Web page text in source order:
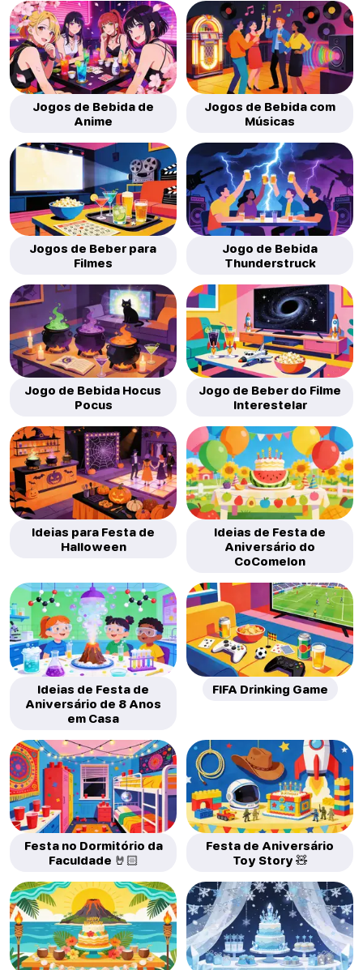
Jogos de Bebida de
Anime
Jogos de Bebida com
Músicas
Jogos de Beber para
Filmes
Jogo de Bebida
Thunderstruck
Jogo de Bebida Hocus
Pocus
Jogo de Beber do Filme
Interestelar
Ideias para Festa de
Halloween
Ideias de Festa de
Aniversário do
CoComelon
Ideias de Festa de
Aniversário de 8 Anos
em Casa
FIFA Drinking Game
Festa no Dormitório da
Faculdade 🤘🏻
Festa de Aniversário
Toy Story 🧸